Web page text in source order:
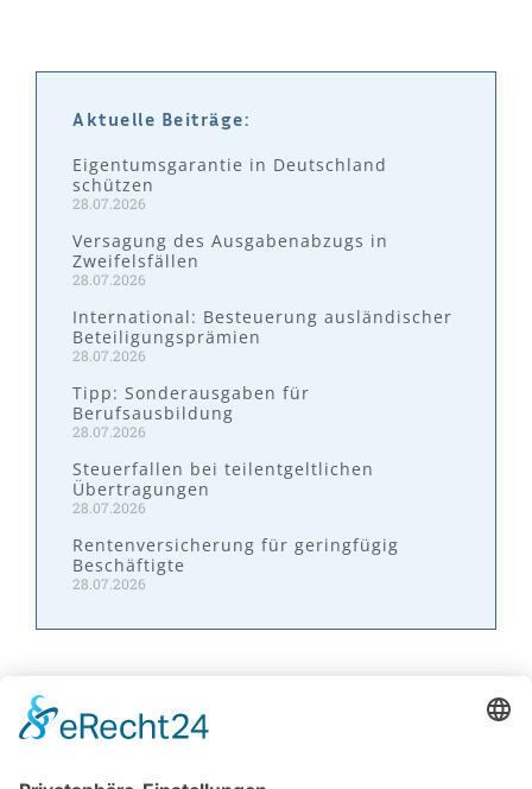
Aktuelle Beiträge:
Eigentumsgarantie in Deutschland
schützen
28.07.2026
Versagung des Ausgabenabzugs in
Zweifelsfällen
28.07.2026
International: Besteuerung ausländischer
Beteiligungsprämien
28.07.2026
Tipp: Sonderausgaben für
Berufsausbildung
28.07.2026
Steuerfallen bei teilentgeltlichen
Übertragungen
28.07.2026
Rentenversicherung für geringfügig
Beschäftigte
28.07.2026